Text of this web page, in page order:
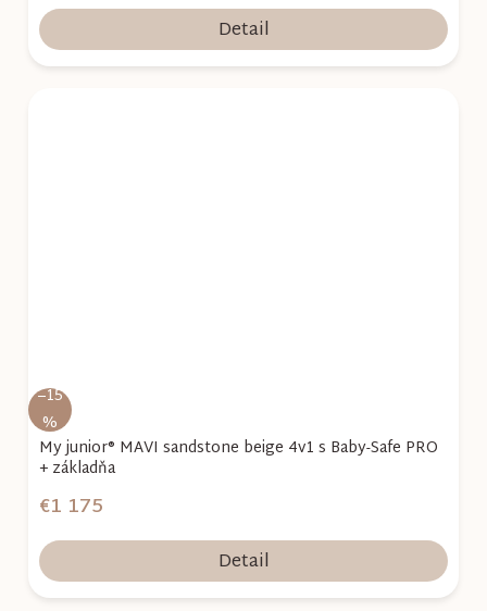
Detail
–15
%
My junior® MAVI sandstone beige 4v1 s Baby-Safe PRO
+ základňa
€1 175
Detail